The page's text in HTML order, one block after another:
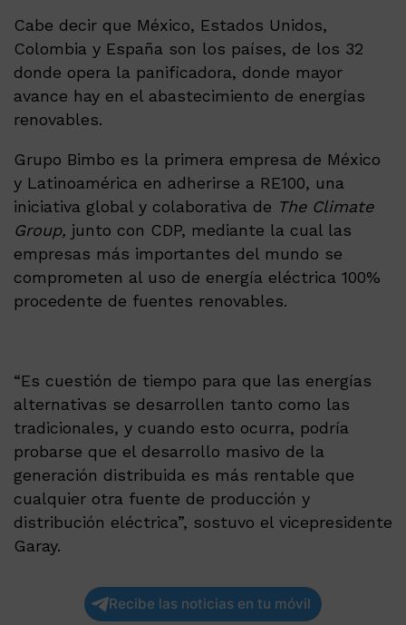
Cabe decir que México, Estados Unidos,
Colombia y España son los países, de los 32
donde opera la panificadora, donde mayor
avance hay en el abastecimiento de energías
renovables.
Grupo Bimbo es la primera empresa de México
y Latinoamérica en adherirse a RE100, una
iniciativa global y colaborativa de The Climate
Group, junto con CDP, mediante la cual las
empresas más importantes del mundo se
comprometen al uso de energía eléctrica 100%
procedente de fuentes renovables.
“Es cuestión de tiempo para que las energías
alternativas se desarrollen tanto como las
tradicionales, y cuando esto ocurra, podría
probarse que el desarrollo masivo de la
generación distribuida es más rentable que
cualquier otra fuente de producción y
distribución eléctrica”, sostuvo el vicepresidente
Garay.
Recibe las noticias en tu móvil